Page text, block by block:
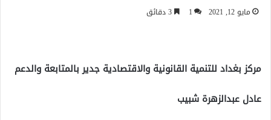
مايو 12, 2021 1
مركز بغداد للتنمية القانونية والاقتصادية جدير بالمتابعة والدعم
عادل عبدالزهرة شبيب